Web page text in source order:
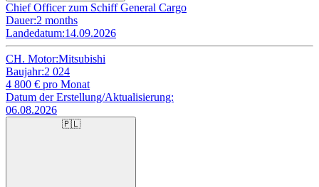
Chief Officer zum Schiff General Cargo
Dauer:2 months
Landedatum:14.09.2026
CH. Motor:Mitsubishi
Baujahr:2 024
4 800 € pro Monat
Datum der Erstellung/Aktualisierung:
06.08.2026
🇵🇱